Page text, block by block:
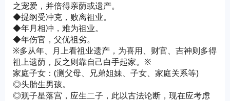
之宠爱，并倍得亲荫或遗产。
◆提纲受冲克，败离祖业。
◆年月相冲，难为祖业。
◆年伤官，父优祖劣。
※多从年、月上看祖业遗产，为喜用、财官、吉神则多得
祖上遗荫，反之则靠自己白手起家。※
家庭子女：(测父母、兄弟姐妹、子女、家庭关系等)
◎头胎生男孩。
◎观子星落宫，应生二子，此以古法论断，现在应考虑